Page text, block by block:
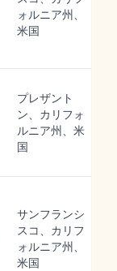
ォルニア州、
米国
プレザント
ン、カリフォ
ルニア州、米
国
サンフランシ
スコ、カリフ
ォルニア州、
米国